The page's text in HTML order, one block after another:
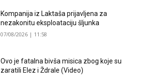
Kompanija iz Laktaša prijavljena za
nezakonitu eksploataciju šljunka
07/08/2026 | 11:58
Ovo je fatalna bivša misica zbog koje su
zaratili Elez i Ždrale (Video)